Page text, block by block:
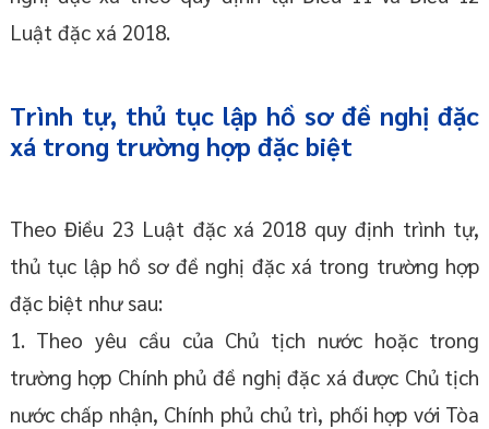
Luật đặc xá 2018.
Trình tự, thủ tục lập hồ sơ đề nghị đặc
xá trong trường hợp đặc biệt
Theo Điều 23 Luật đặc xá 2018 quy định trình tự,
thủ tục lập hồ sơ đề nghị đặc xá trong trường hợp
đặc biệt như sau:
1. Theo yêu cầu của Chủ tịch nước hoặc trong
trường hợp Chính phủ đề nghị đặc xá được Chủ tịch
nước chấp nhận, Chính phủ chủ trì, phối hợp với Tòa